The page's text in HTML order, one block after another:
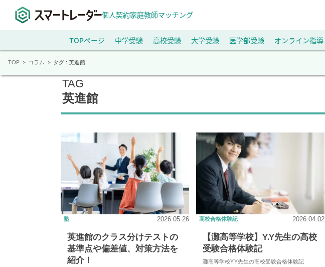
個人契約家庭教師マッチング
TOPページ 中学受験 高校受験 大学受験 医学部受験 オンライン指導
TOP コラム タグ : 英進館
TAG
英進館
塾 2026.05.26
英進館のクラス分けテストの
基準点や偏差値、対策方法を
紹介！
高校合格体験記 2026.04.02
【灘高等学校】Y.Y先生の高校
受験合格体験記
灘高等学校Y.Y先生の高校受験合格体験記